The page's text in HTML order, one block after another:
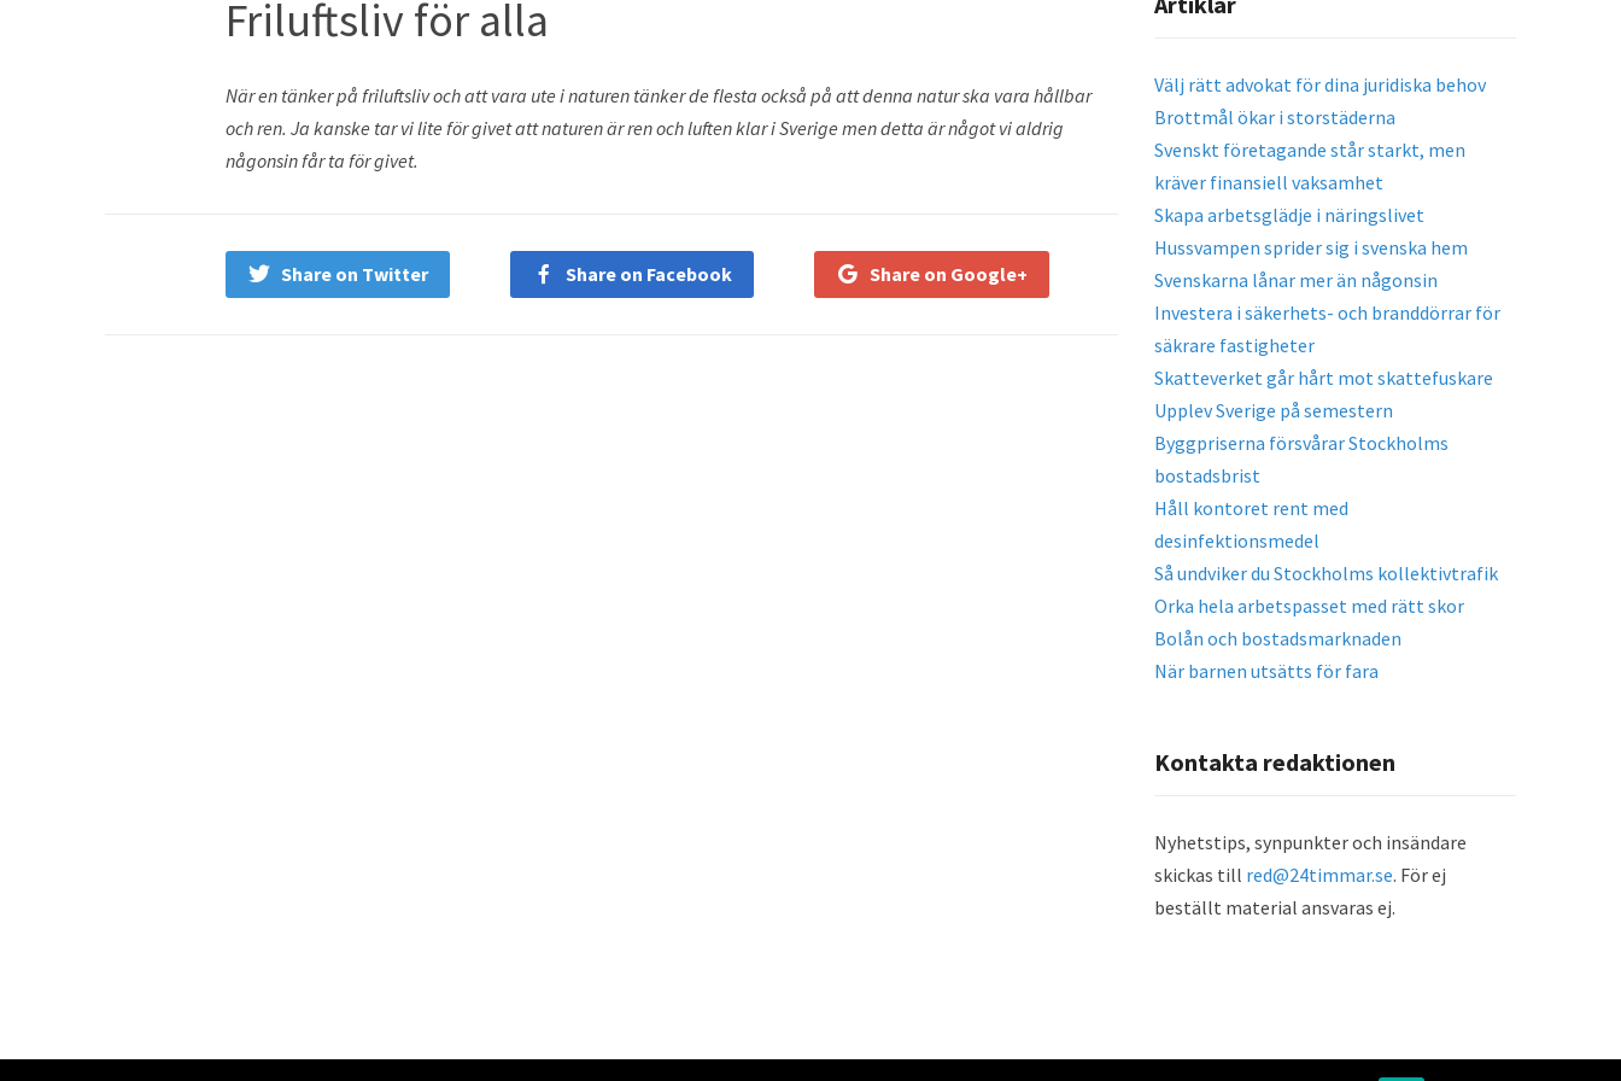
Friluftsliv för alla
När en tänker på friluftsliv och att vara ute i naturen tänker de flesta också på att denna natur ska vara hållbar
och ren. Ja kanske tar vi lite för givet att naturen är ren och luften klar i Sverige men detta är något vi aldrig
någonsin får ta för givet.
Share on Twitter Share on Facebook Share on Google+
Välj rätt advokat för dina juridiska behov
Brottmål ökar i storstäderna
Svenskt företagande står starkt, men
kräver finansiell vaksamhet
Skapa arbetsglädje i näringslivet
Hussvampen sprider sig i svenska hem
Svenskarna lånar mer än någonsin
Investera i säkerhets- och branddörrar för
säkrare fastigheter
Skatteverket går hårt mot skattefuskare
Upplev Sverige på semestern
Byggpriserna försvårar Stockholms
bostadsbrist
Håll kontoret rent med
desinfektionsmedel
Så undviker du Stockholms kollektivtrafik
Orka hela arbetspasset med rätt skor
Bolån och bostadsmarknaden
När barnen utsätts för fara
Kontakta redaktionen
Nyhetstips, synpunkter och insändare
skickas till red@24timmar.se. För ej
beställt material ansvaras ej.
Copyright © 2026 — 24 timmar. All Rights Reserved